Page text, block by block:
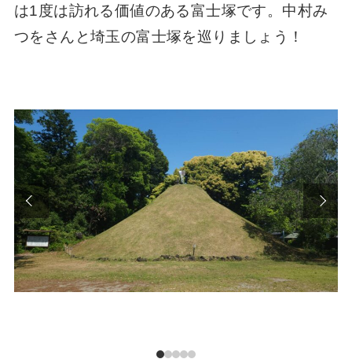
は1度は訪れる価値のある富士塚です。中村み
つをさんと埼玉の富士塚を巡りましょう！